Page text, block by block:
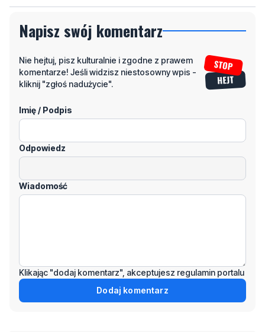
komentarze! Jeśli widzisz niestosowny wpis -
kliknij "zgłoś nadużycie".
Imię / Podpis
Odpowiedz
Wiadomość